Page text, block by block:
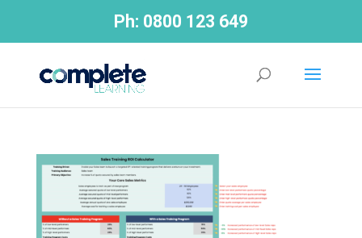
Ph: 0800 123 649